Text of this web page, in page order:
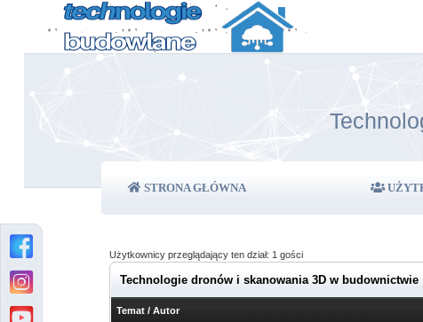
STRONA GŁÓWNA
Użytkownicy przeglądający ten dział: 1 gości
Technologie dronów i skanowania 3D w budownictwie
Temat / Autor